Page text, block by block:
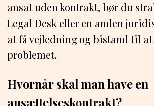
ansat uden kontrakt, bør du
Legal Desk eller en anden
at få vejledning og bistand til at
problemet.
Hvornår skal man have en
ansættelseskontrakt?